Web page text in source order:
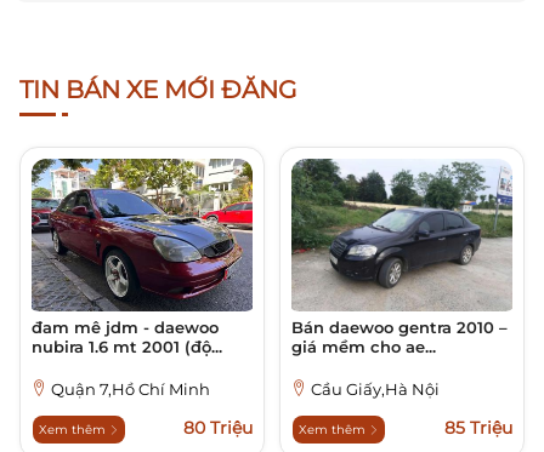
TIN BÁN XE MỚI ĐĂNG
đam mê jdm - daewoo
nubira 1.6 mt 2001 (độ...
Quận 7,Hồ Chí Minh
Xem thêm 80 Triệu
Bán daewoo gentra 2010 –
giá mềm cho ae...
Cầu Giấy,Hà Nội
Xem thêm 85 Triệu